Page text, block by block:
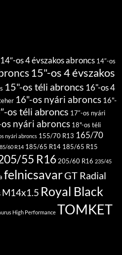
14″-os 4 évszakos abroncs 14″-os
15"-os 4 évszakos
15"-os téli abroncs 16"-os 4
16"-os nyári abroncs 16"-
os téli abroncs 17″-os nyári
nyári abroncs 18"-os téli
nyári abroncs 155/70 R13 165/70
60 R14 185/65 R14 185/65 R15
55 R16 205/60 R16 235/45
felnicsavarGT Radial
M14x1.5 Royal Black
High Performance TOMKET